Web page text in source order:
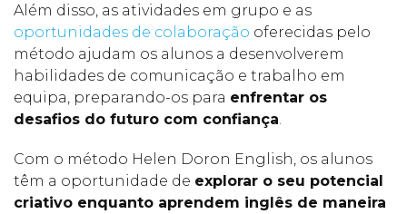
Além disso, as atividades em grupo e as
oportunidades de colaboração oferecidas pelo
método ajudam os alunos a desenvolverem
habilidades de comunicação e trabalho em
equipa, preparando-os para enfrentar os
desafios do futuro com confiança.
Com o método Helen Doron English, os alunos
têm a oportunidade de explorar o seu potencial
criativo enquanto aprendem inglês de maneira